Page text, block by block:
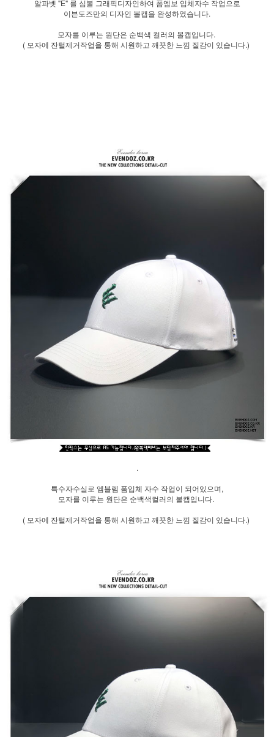
알파벳 "E" 를 심볼 그래픽디자인하여 폼엠보 입체자수 작업으로
이븐도즈만의 디자인 볼캡을 완성하였습니다.
모자를 이루는 원단은 순백색 컬러의 볼캡입니다.
( 모자에 잔털제거작업을 통해 시원하고 깨끗한 느낌 질감이 있습니다.)
.
특수자수실로 엠블렘 폼입체 자수 작업이 되어있으며,
모자를 이루는 원단은 순백색컬러의 볼캡입니다.
( 모자에 잔털제거작업을 통해 시원하고 깨끗한 느낌 질감이 있습니다.)